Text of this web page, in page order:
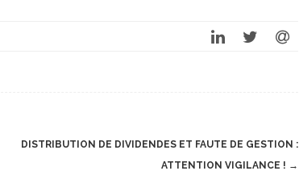
DISTRIBUTION DE DIVIDENDES ET FAUTE DE GESTION :
ATTENTION VIGILANCE ! →